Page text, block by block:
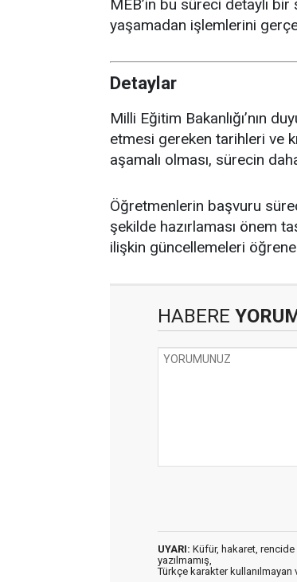
MEB’in bu süreci detaylı
yaşamadan işlemlerini
Detaylar
Milli Eğitim Bakanlığı’nın
etmesi gereken tarihleri ve
aşamalı olması, sürecin
Öğretmenlerin başvuru
şekilde hazırlaması önem
ilişkin güncellemeleri
HABERE
UYARI: Küfür, hakaret, rencide
yazılmamış,
Türkçe karakter kullanılmayan